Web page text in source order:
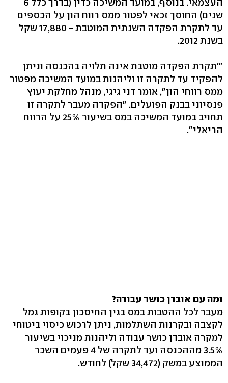
שנים) החוסך זכאי לפטור ממס רווח הון על הכספים
עד לתקרת הפקדה השנתית המוטבת - 17,880 שקל
בשנת 2012.
"'תקרת הפקדה מוטבת אינה תלויה בהכנסה וניתן
להפקיד עד לתקרה זו וליהנות במועד המשיכה מפטור
ממס רווחי הון", אומר דני גיגי, מנהל מחלקת יעוץ
פנסיוני בבנק הפועלים. "הפקדה מעבר לתקרה זו
תחויב במועד המשיכה במס בשיעור 25% על הרווח
הריאלי".
ומה עם אובדן כושר עבודה?
מעבר לכל ההטבות במס בגין החיסכון בקופות גמל
לקצבה ובקרנות השתלמות, ניתן לרכוש כיסוי ביטוחי
למקרה אובדן כושר עבודה וליהנות מניכוי בשיעור
3.5% מההכנסה ועד לתקרה של 4 פעמים השכר
הממוצע במשק (34,472 שקל) לחודש.